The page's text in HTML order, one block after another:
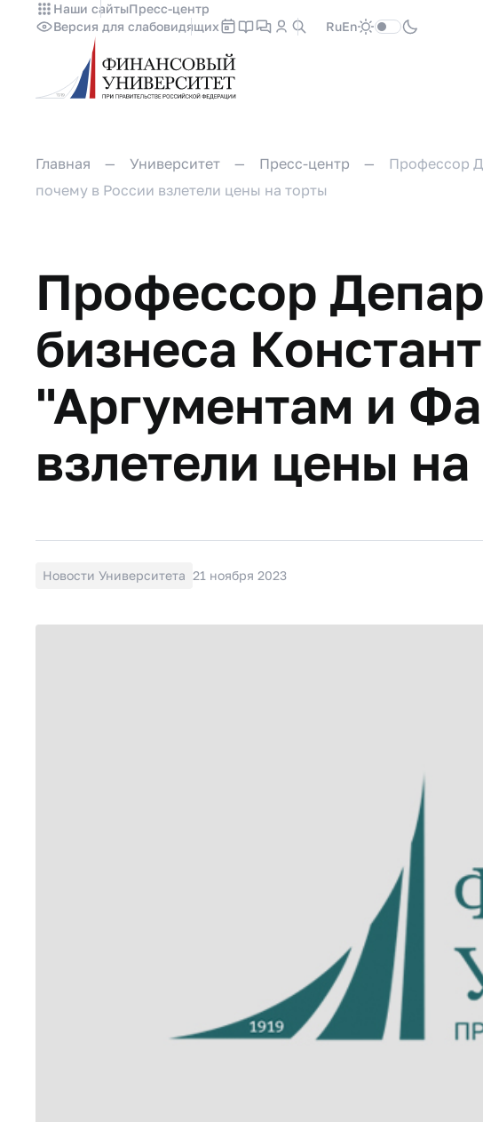
Наши сайтыПресс-центр
Версия для слабовидящих
RuEn
Главная Университет Пресс-центр
Профессор
почему в России взлетели цены на торты
Профессор
бизнеса
"Аргументам и
взлетели цены
Новости Университета 21 ноября 2023